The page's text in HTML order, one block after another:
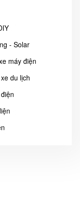
- Solar
máy điện
du lịch